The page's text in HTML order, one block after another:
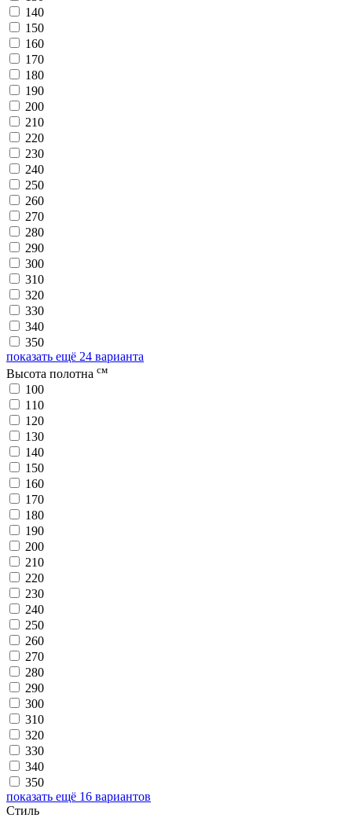
140
150
160
170
180
190
200
210
220
230
240
250
260
270
280
290
300
310
320
330
340
350
показать ещё 24 варианта
Высота полотна см
100
110
120
130
140
150
160
170
180
190
200
210
220
230
240
250
260
270
280
290
300
310
320
330
340
350
показать ещё 16 вариантов
Стиль